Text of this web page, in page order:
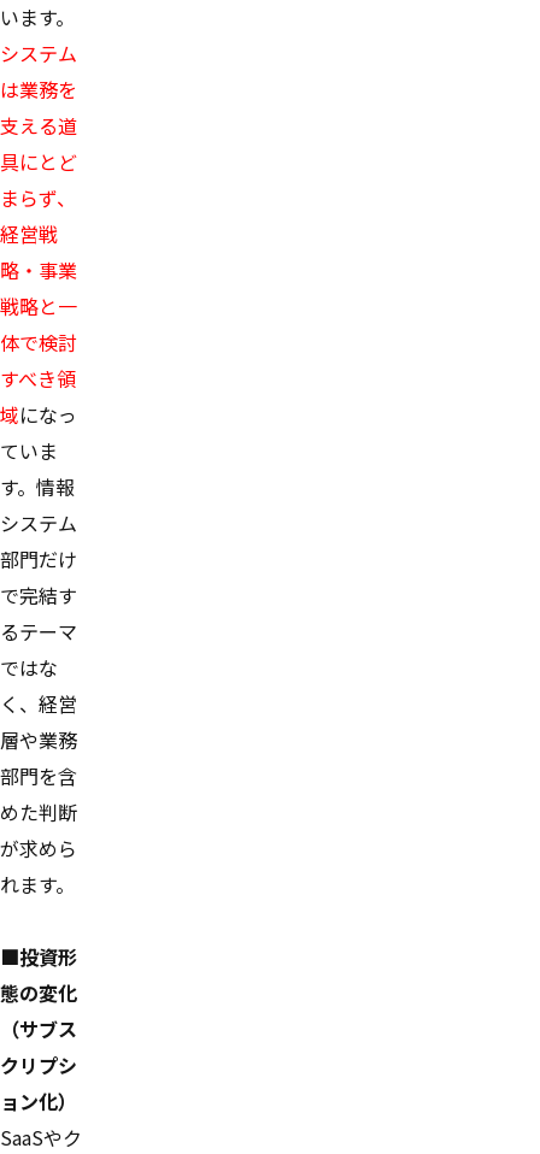
います。
システム
は業務を
支える道
具にとど
まらず、
経営戦
略・事業
戦略と一
体で検討
すべき領
域になっ
ていま
す。情報
システム
部門だけ
で完結す
るテーマ
ではな
く、経営
層や業務
部門を含
めた判断
が求めら
れます。
■投資形
態の変化
（サブス
クリプシ
ョン化）
SaaSやク